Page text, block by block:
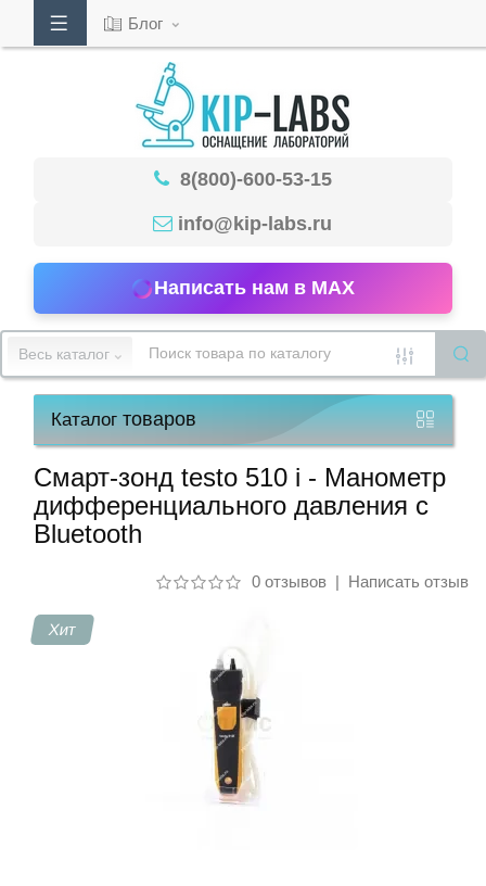
53-
15
работы
Блог
8(800)-600-53-15
info@kip-labs.ru
Написать нам в MAX
Весь каталог
Каталогтоваров
Смарт-зонд testo 510 i - Манометр
дифференциального давления с
Bluetooth
0 отзывов| Написать отзыв
Хит